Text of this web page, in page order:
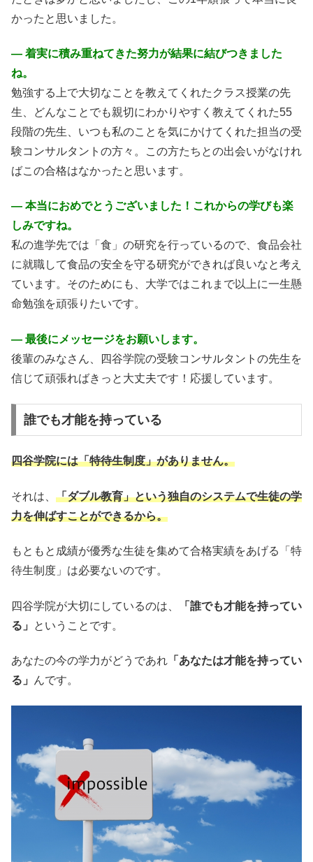
かったと思いました。
― 着実に積み重ねてきた努力が結果に結びつきました
ね。
勉強する上で大切なことを教えてくれたクラス授業の先
生、どんなことでも親切にわかりやすく教えてくれた55
段階の先生、いつも私のことを気にかけてくれた担当の受
験コンサルタントの方々。この方たちとの出会いがなけれ
ばこの合格はなかったと思います。
― 本当におめでとうございました！これからの学びも楽
しみですね。
私の進学先では「食」の研究を行っているので、食品会社
に就職して食品の安全を守る研究ができれば良いなと考え
ています。そのためにも、大学ではこれまで以上に一生懸
命勉強を頑張りたいです。
― 最後にメッセージをお願いします。
後輩のみなさん、四谷学院の受験コンサルタントの先生を
信じて頑張ればきっと大丈夫です！応援しています。
誰でも才能を持っている
四谷学院には「特待生制度」がありません。
それは、 「ダブル教育」という独自のシステムで生徒の学
力を伸ばすことができるから。
もともと成績が優秀な生徒を集めて合格実績をあげる「特
待生制度」は必要ないのです。
四谷学院が大切にしているのは、
「誰でも才能を持ってい
る」
ということです。
あなたの今の学力がどうであれ 「あなたは才能を持ってい
る」
んです。